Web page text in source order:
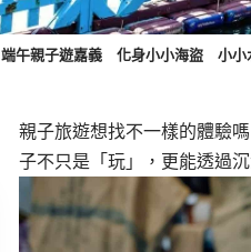
端午親子遊嘉義 化身小小海盜 小小
親子旅遊想找不一樣的體驗
子不只是「玩」，更能透過